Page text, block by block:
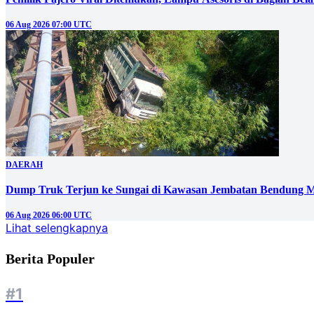
06 Aug 2026 07:00 UTC
DAERAH
Dump Truk Terjun ke Sungai di Kawasan Jembatan Bendung
06 Aug 2026 06:00 UTC
Lihat selengkapnya
Berita Populer
#1